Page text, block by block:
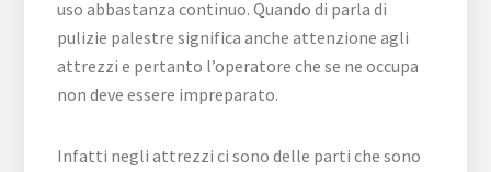
uso abbastanza continuo. Quando di parla di
pulizie palestre significa anche attenzione agli
attrezzi e pertanto l’operatore che se ne occupa
non deve essere impreparato.
Infatti negli attrezzi ci sono delle parti che sono